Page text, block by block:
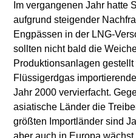
Im vergangenen Jahr hatte
aufgrund steigender
Engpässen in der LNG-
sollten nicht bald die
Produktionsanlagen
Flüssigerdgas
Jahr 2000 vervierfacht.
asiatische Länder die
größten Importländer sind
aber auch in Europa